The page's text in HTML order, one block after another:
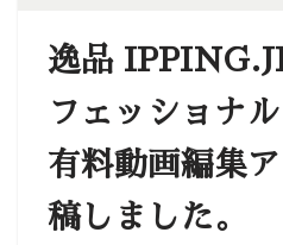
逸品
フェッショナ
有料動画編集
稿しました。